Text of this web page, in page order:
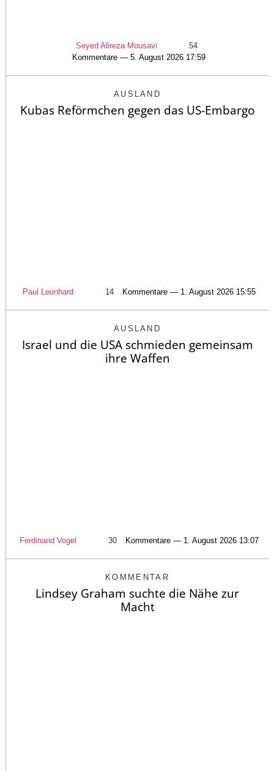
Seyed Alireza Mousavi
54
Kommentare — 5. August 2026 17:59
AUSLAND
Kubas Reförmchen gegen das US-Embargo
Paul Leonhard 14 Kommentare — 1. August 2026 15:55
AUSLAND
Israel und die USA schmieden gemeinsam
ihre Waffen
Ferdinand Vogel 30 Kommentare — 1. August 2026 13:07
KOMMENTAR
Lindsey Graham suchte die Nähe zur
Macht